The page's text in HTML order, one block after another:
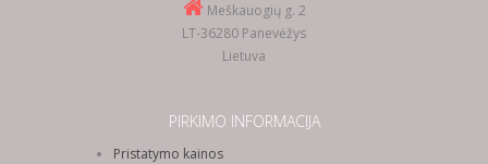
Meškauogių g. 2
LT-36280 Panevėžys
Lietuva
PIRKIMO INFORMACIJA
Pristatymo kainos